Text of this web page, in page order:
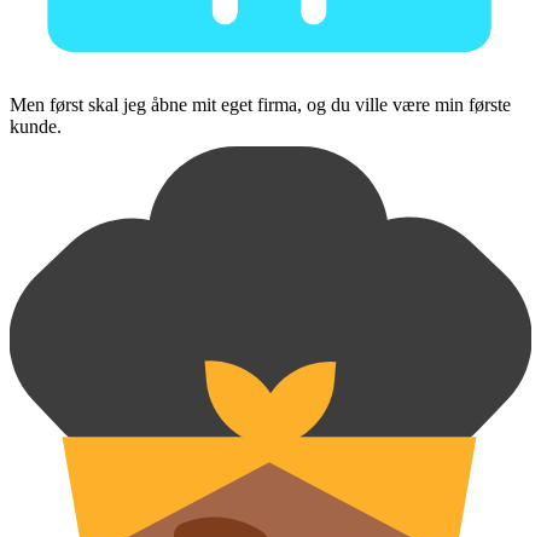
Men først skal jeg åbne mit eget firma, og du ville være min første
kunde.